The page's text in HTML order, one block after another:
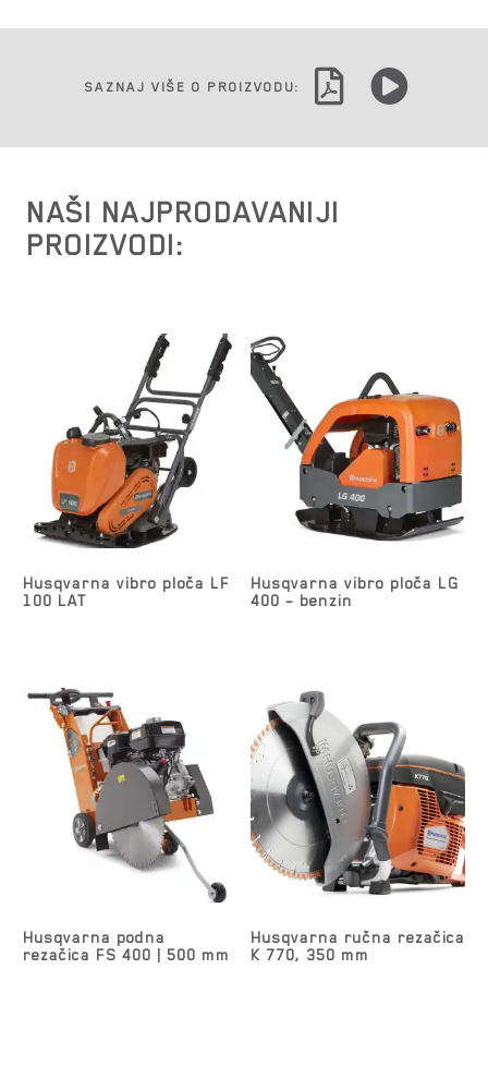
SAZNAJ VIŠE O PROIZVODU:
NAŠI NAJPRODAVANIJI
PROIZVODI:
Husqvarna vibro ploča LF
100 LAT
Husqvarna vibro ploča LG
400 – benzin
Husqvarna podna
rezačica FS 400 | 500 mm
Husqvarna ručna rezačica
K 770, 350 mm